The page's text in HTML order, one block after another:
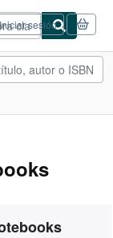
Iniciar sesión